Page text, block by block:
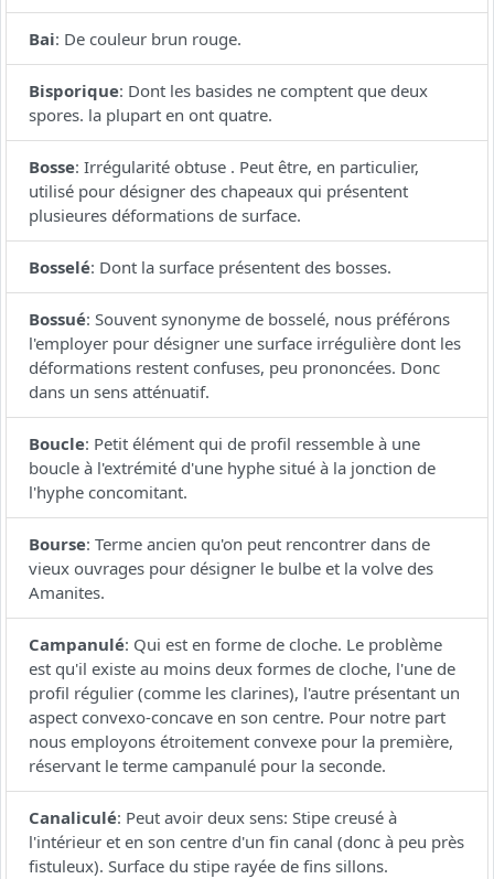
Bai: De couleur brun rouge.
Bisporique: Dont les basides ne comptent que deux
spores. la plupart en ont quatre.
Bosse: Irrégularité obtuse . Peut être, en particulier,
utilisé pour désigner des chapeaux qui présentent
plusieures déformations de surface.
Bosselé: Dont la surface présentent des bosses.
Bossué: Souvent synonyme de bosselé, nous préférons
l'employer pour désigner une surface irrégulière dont les
déformations restent confuses, peu prononcées. Donc
dans un sens atténuatif.
Boucle: Petit élément qui de profil ressemble à une
boucle à l'extrémité d'une hyphe situé à la jonction de
l'hyphe concomitant.
Bourse: Terme ancien qu'on peut rencontrer dans de
vieux ouvrages pour désigner le bulbe et la volve des
Amanites.
Campanulé: Qui est en forme de cloche. Le problème
est qu'il existe au moins deux formes de cloche, l'une de
profil régulier (comme les clarines), l'autre présentant un
aspect convexo-concave en son centre. Pour notre part
nous employons étroitement convexe pour la première,
réservant le terme campanulé pour la seconde.
Canaliculé: Peut avoir deux sens: Stipe creusé à
l'intérieur et en son centre d'un fin canal (donc à peu près
fistuleux). Surface du stipe rayée de fins sillons.